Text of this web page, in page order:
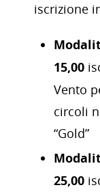
iscrizione
15,00
Vento
circoli
“Gold”
25,00